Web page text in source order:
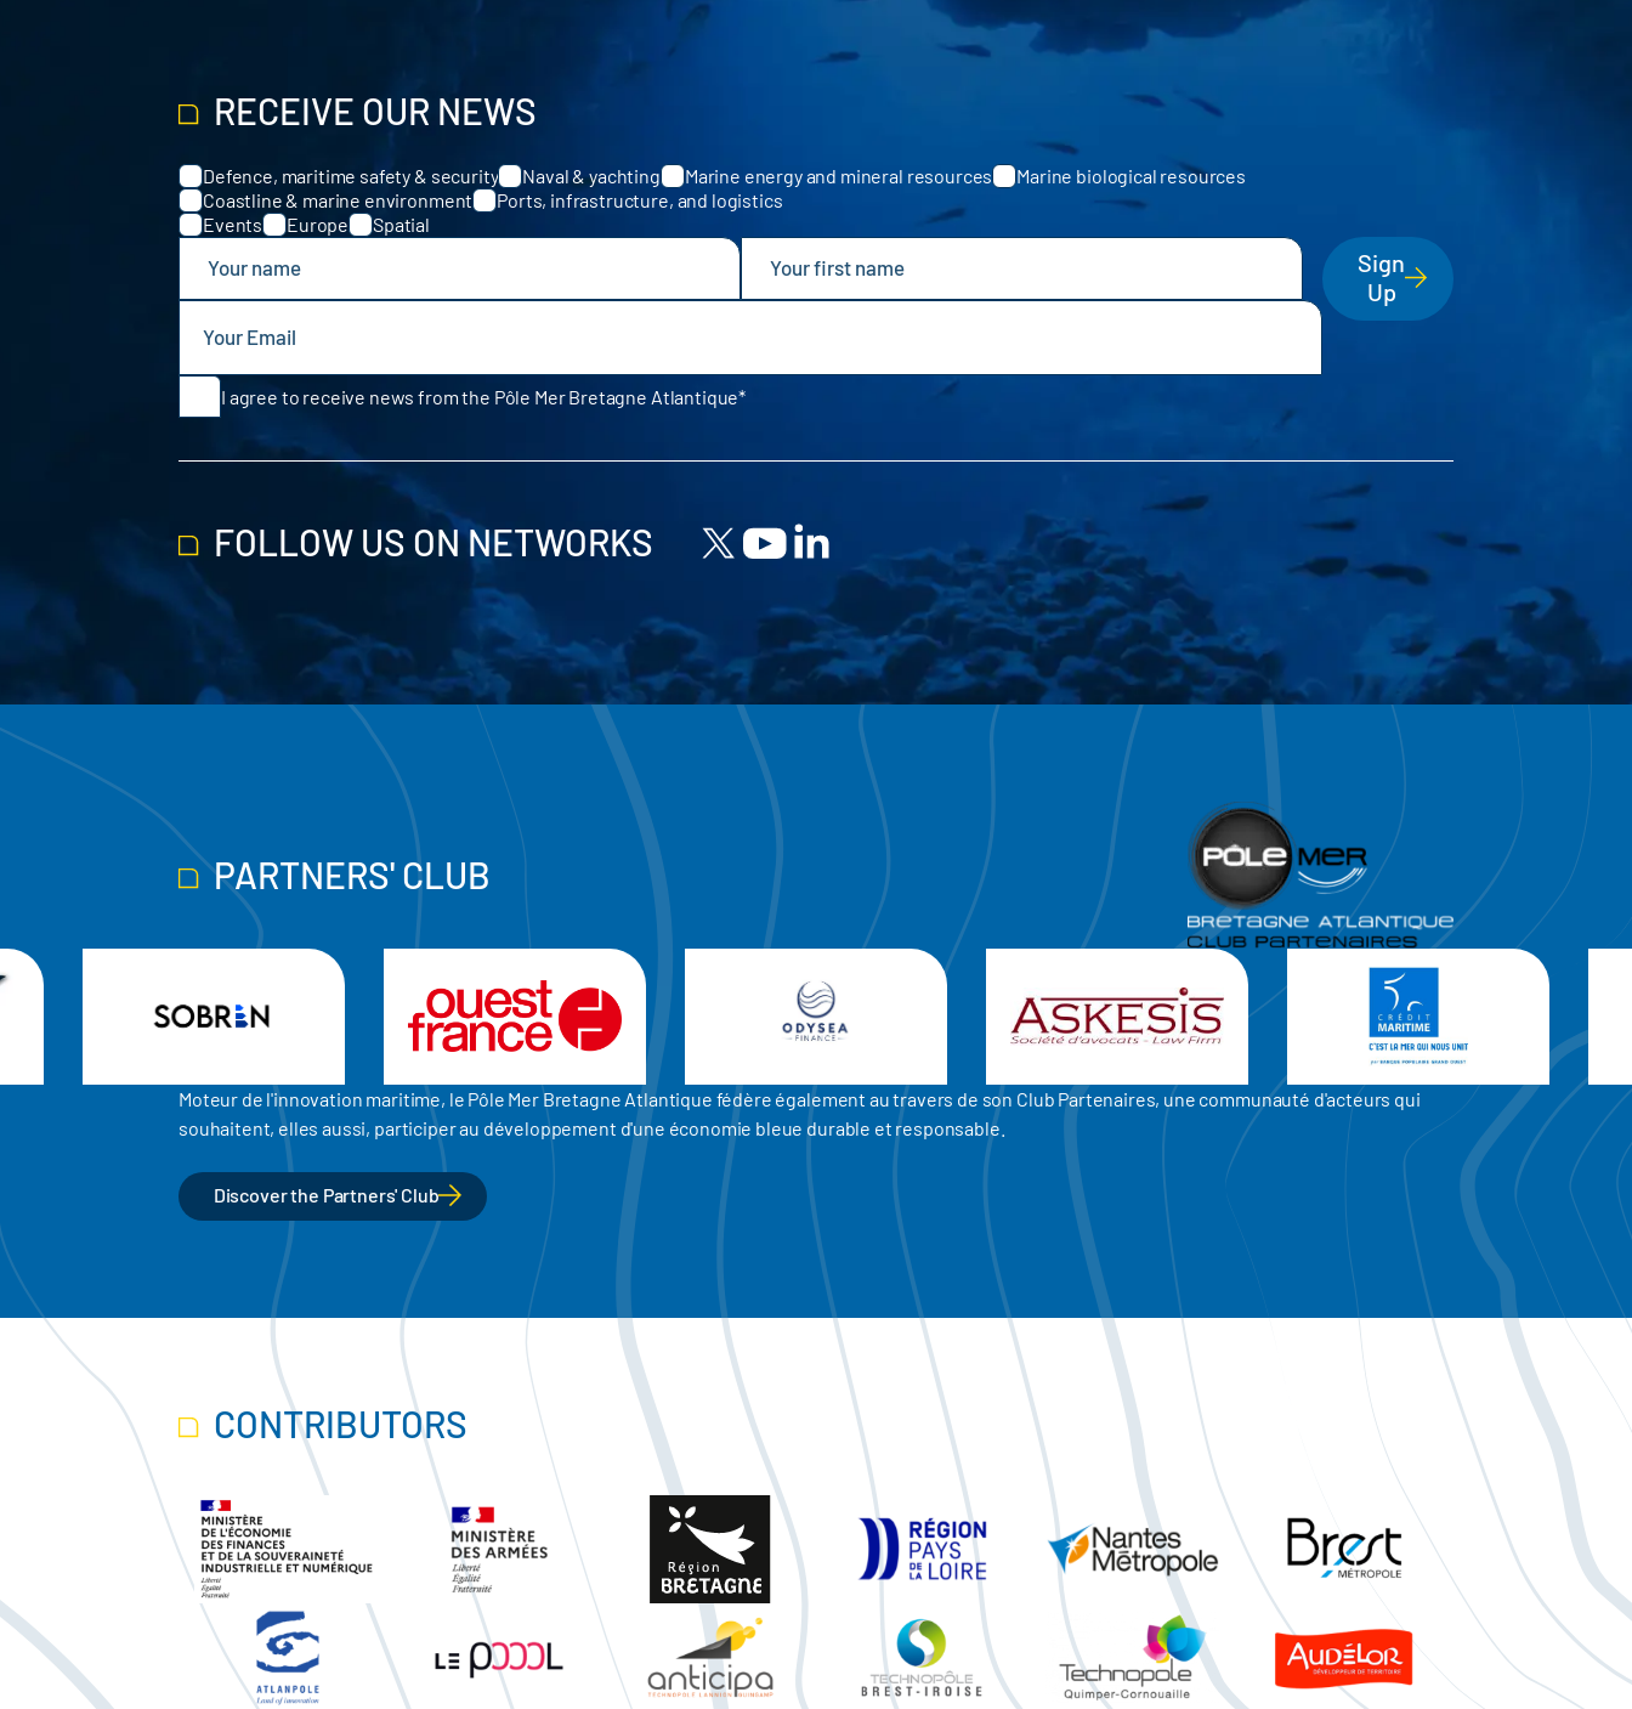
RECEIVE OUR NEWS
Categories
Defence, maritime safety & security Naval & yachting Marine energy and mineral resources
Marine biological resources
Coastline & marine environment
Ports, infrastructure, and logistics
Events
Europe Spatial
Sign
Up
I agree to receive news from the Pôle Mer Bretagne Atlantique
FOLLOW US ON NETWORKS
PARTNERS' CLUB
Moteur de l'innovation maritime, le Pôle Mer Bretagne Atlantique fédère également au travers de son Club Partenaires, une communauté d'acteurs qui
souhaitent, elles aussi, participer au développement d'une économie bleue durable et responsable.
Discover the Partners' Club
CONTRIBUTORS